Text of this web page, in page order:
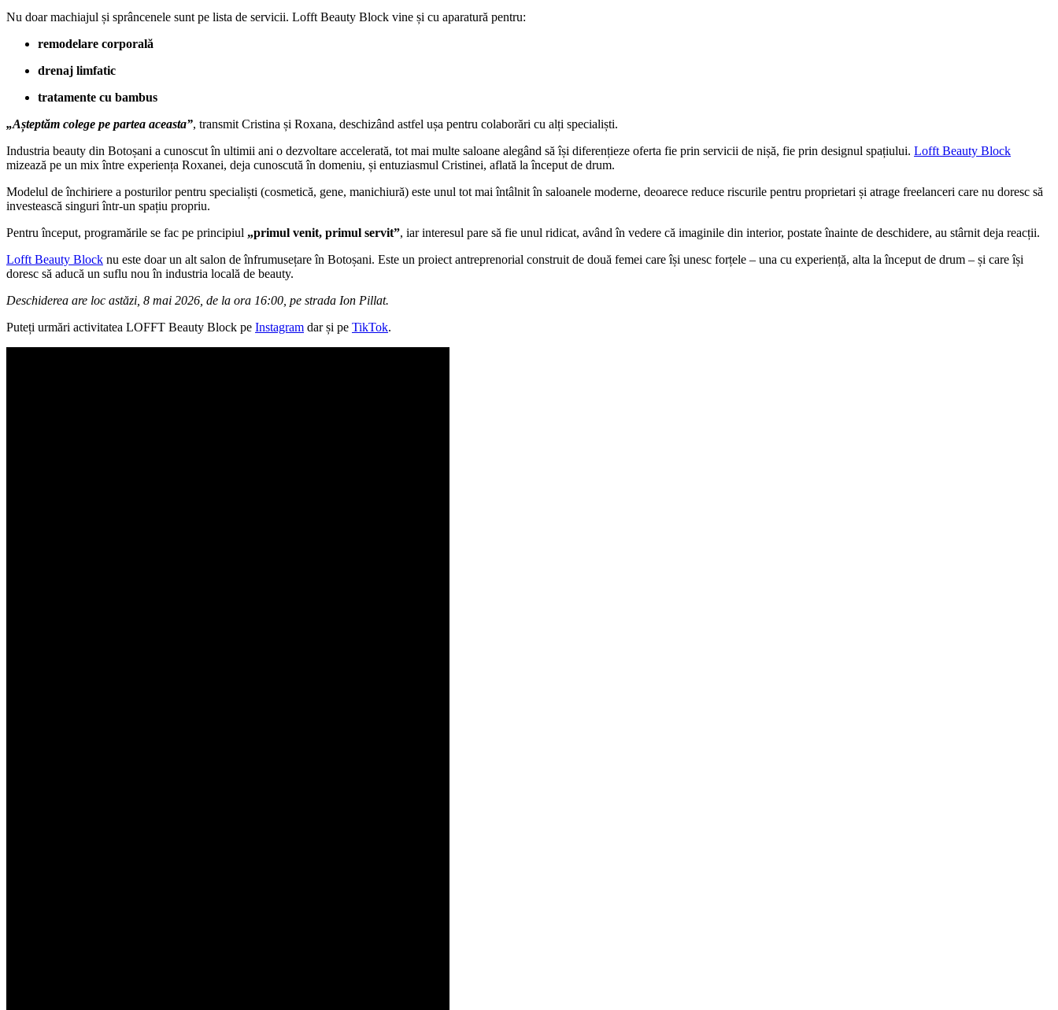
Nu doar machiajul și sprâncenele sunt pe lista de servicii. Lofft Beauty Block vine și cu aparatură pentru:
remodelare corporală
drenaj limfatic
tratamente cu bambus
„Așteptăm colege pe partea aceasta”, transmit Cristina și Roxana, deschizând astfel ușa pentru colaborări cu alți specialiști.
Industria beauty din Botoșani a cunoscut în ultimii ani o dezvoltare accelerată, tot mai multe saloane alegând să își diferențieze oferta fie prin servicii de nișă, fie prin designul spațiului. Lofft Beauty Block
mizează pe un mix între experiența Roxanei, deja cunoscută în domeniu, și entuziasmul Cristinei, aflată la început de drum.
Modelul de închiriere a posturilor pentru specialiști (cosmetică, gene, manichiură) este unul tot mai întâlnit în saloanele moderne, deoarece reduce riscurile pentru proprietari și atrage freelanceri care nu doresc să
investească singuri într-un spațiu propriu.
Pentru început, programările se fac pe principiul „primul venit, primul servit”, iar interesul pare să fie unul ridicat, având în vedere că imaginile din interior, postate înainte de deschidere, au stârnit deja reacții.
Lofft Beauty Block nu este doar un alt salon de înfrumusețare în Botoșani. Este un proiect antreprenorial construit de două femei care își unesc forțele – una cu experiență, alta la început de drum – și care își
doresc să aducă un suflu nou în industria locală de beauty.
Deschiderea are loc astăzi, 8 mai 2026, de la ora 16:00, pe strada Ion Pillat.
Puteți urmări activitatea LOFFT Beauty Block pe Instagram dar și pe TikTok.